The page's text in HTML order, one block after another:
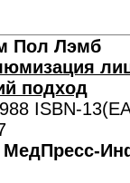
Пол Лэмб
подход
ISBN-
МедПресс-